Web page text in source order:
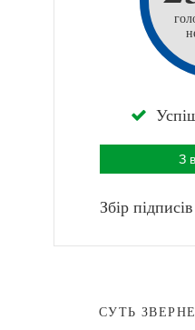
З
Збір
СУТЬ